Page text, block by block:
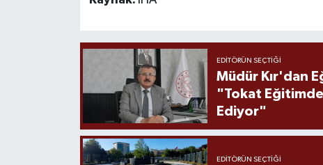
EDITÖRÜN SEÇTIĞI
Müdür Kır'dan
"Tokat
Ediyor"
EDITÖRÜN SEÇTIĞI